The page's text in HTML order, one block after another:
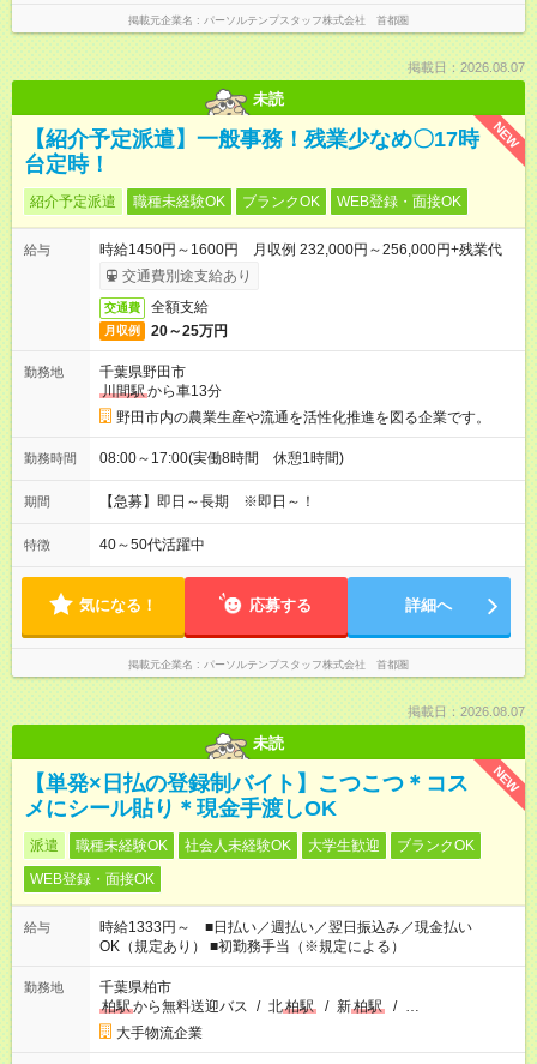
掲載元企業名 パーソルテンプスタッフ株式会社 首都圏
掲載日：2026.08.07
未読
NEW
【紹介予定派遣】一般事務！残業少なめ〇17時
台定時！
紹介予定派遣 職種未経験OK ブランクOK WEB登録・面接OK
給与
時給1450円～1600円 月収例 232,000円～256,000円+残業代
交通費別途支給あり
交通費 全額支給
月収例 20～25万円
勤務地
千葉県野田市
川間駅から車13分
野田市内の農業生産や流通を活性化推進を図る企業です。
勤務時間 08:00～17:00(実働8時間 休憩1時間)
期間 【急募】即日～長期 ※即日～！
特徴 40～50代活躍中
気になる！ 応募する 詳細へ
掲載元企業名 パーソルテンプスタッフ株式会社 首都圏
掲載日：2026.08.07
未読
NEW
【単発×日払の登録制バイト】こつこつ＊コス
メにシール貼り＊現金手渡しOK
派遣 職種未経験OK 社会人未経験OK 大学生歓迎
ブランクOK
WEB登録・面接OK
給与
時給1333円～ ■日払い／週払い／翌日振込み／現金払い
OK（規定あり） ■初勤務手当（※規定による）
勤務地
千葉県柏市
柏駅から無料送迎バス / 北柏駅 / 新柏駅 / …
大手物流企業